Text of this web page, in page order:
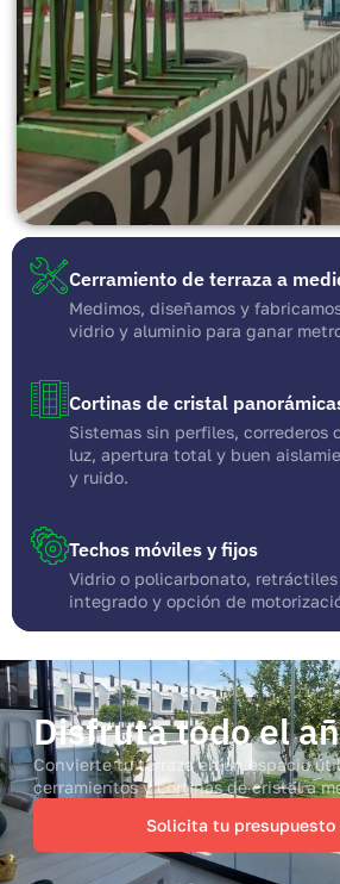
Cerramiento de terraza a
Medimos, diseñamos y
vidrio y aluminio para ganar
Cortinas de cristal
Sistemas sin perfiles, correderos
luz, apertura total y buen
y ruido.
Techos móviles y fijos
Vidrio o policarbonato,
integrado y opción de
Disfruta todo el
Convierte tu terraza en un espacio
cerramientos y cortinas de cristal a
Solicita tu presupuesto